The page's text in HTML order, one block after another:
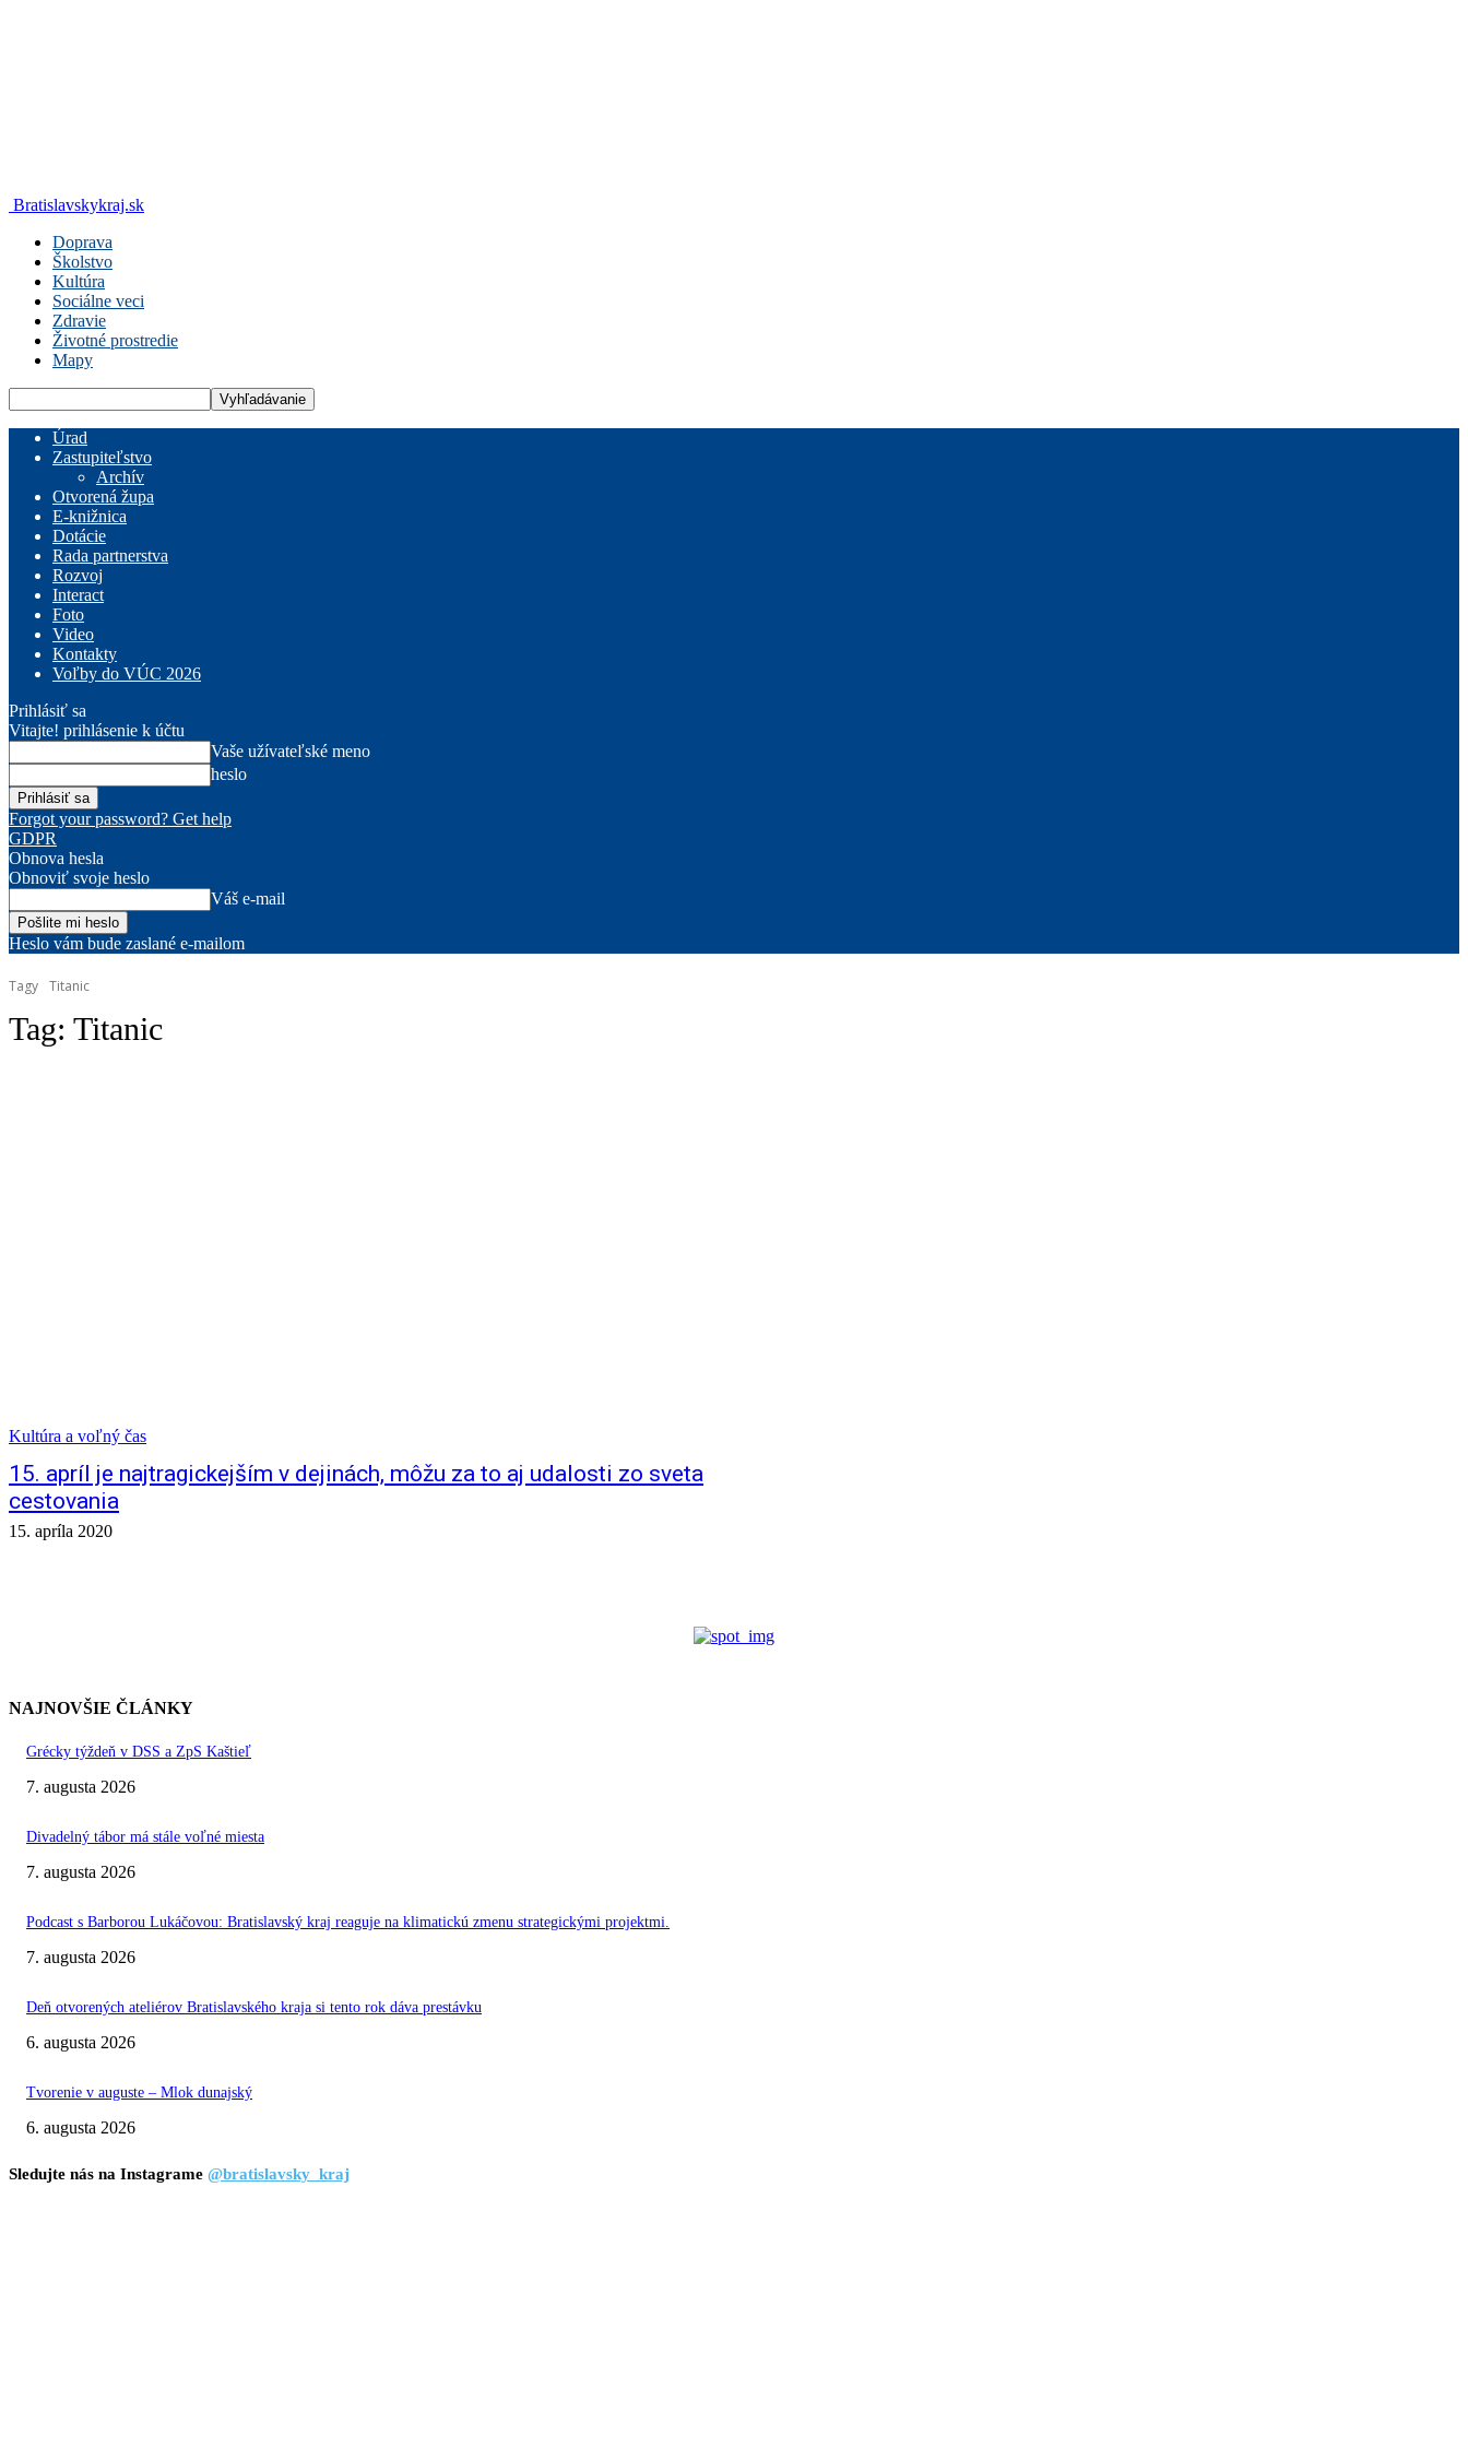
Bratislavskykraj.sk
Doprava
Školstvo
Kultúra
Sociálne veci
Zdravie
Životné prostredie
Mapy
Úrad
Zastupiteľstvo
Archív
Otvorená župa
E-knižnica
Dotácie
Rada partnerstva
Rozvoj
Interact
Foto
Video
Kontakty
Voľby do VÚC 2026
Prihlásiť sa
Vitajte! prihlásenie k účtu
Vaše užívateľské meno
heslo
Forgot your password? Get help
GDPR
Obnova hesla
Obnoviť svoje heslo
Váš e-mail
Heslo vám bude zaslané e-mailom
Tagy Titanic
Tag: Titanic
Kultúra a voľný čas
15. apríl je najtragickejším v dejinách, môžu za to aj udalosti zo sveta
cestovania
15. apríla 2020
NAJNOVŠIE ČLÁNKY
Grécky týždeň v DSS a ZpS Kaštieľ
7. augusta 2026
Divadelný tábor má stále voľné miesta
7. augusta 2026
Podcast s Barborou Lukáčovou: Bratislavský kraj reaguje na klimatickú zmenu strategickými projektmi.
7. augusta 2026
Deň otvorených ateliérov Bratislavského kraja si tento rok dáva prestávku
6. augusta 2026
Tvorenie v auguste – Mlok dunajský
6. augusta 2026
Sledujte nás na Instagrame @bratislavsky_kraj